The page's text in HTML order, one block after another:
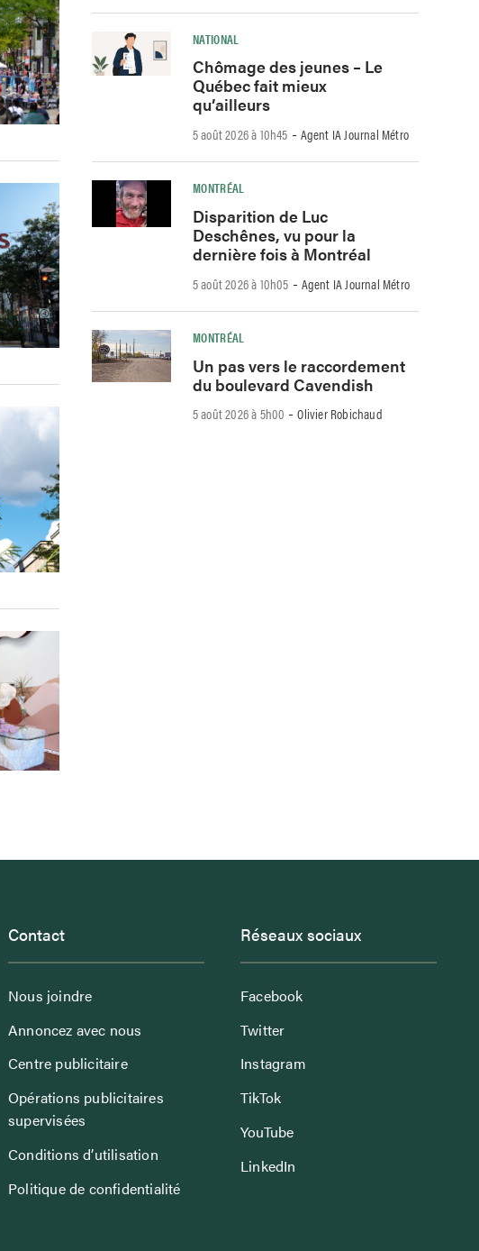
NATIONAL
Chômage des jeunes – Le
Québec fait mieux
qu’ailleurs
5 août 2026 à 10h45 -Agent IA Journal Métro
MONTRÉAL
Disparition de Luc
Deschênes, vu pour la
dernière fois à Montréal
5 août 2026 à 10h05 -Agent IA Journal Métro
MONTRÉAL
Un pas vers le raccordement
du boulevard Cavendish
5 août 2026 à 5h00 -Olivier Robichaud
Contact
Nous joindre
Annoncez avec nous
Centre publicitaire
Opérations publicitaires
supervisées
Conditions d’utilisation
Politique de confidentialité
Réseaux sociaux
Facebook
Twitter
Instagram
TikTok
YouTube
LinkedIn